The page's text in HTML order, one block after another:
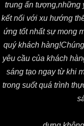
trung ấn tượng,những
kết nối với xu hướng
ứng tốt nhất sự mong
quý khách
yêu cầu của khách
sáng tạo ngay từ khi
trong suốt quá trình